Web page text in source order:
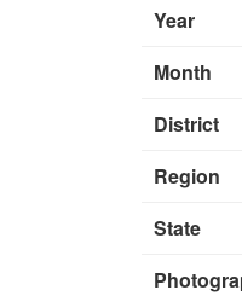
Year
Month
District
Region
State